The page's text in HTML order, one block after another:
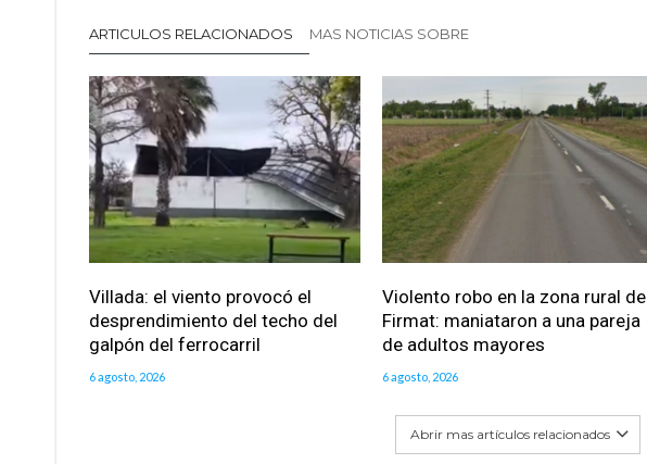
ARTICULOS RELACIONADOS MAS NOTICIAS SOBRE
Villada: el viento provocó el
desprendimiento del techo del
galpón del ferrocarril
6 agosto, 2026
Violento robo en la zona rural de
Firmat: maniataron a una pareja
de adultos mayores
6 agosto, 2026
Abrir mas artículos relacionados